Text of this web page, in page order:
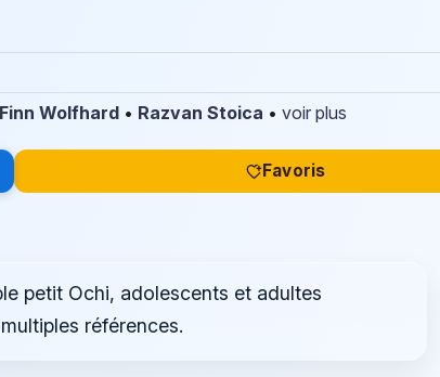
Finn Wolfhard • Razvan Stoica • voir plus
Favoris
petit Ochi, adolescents et adultes
références.